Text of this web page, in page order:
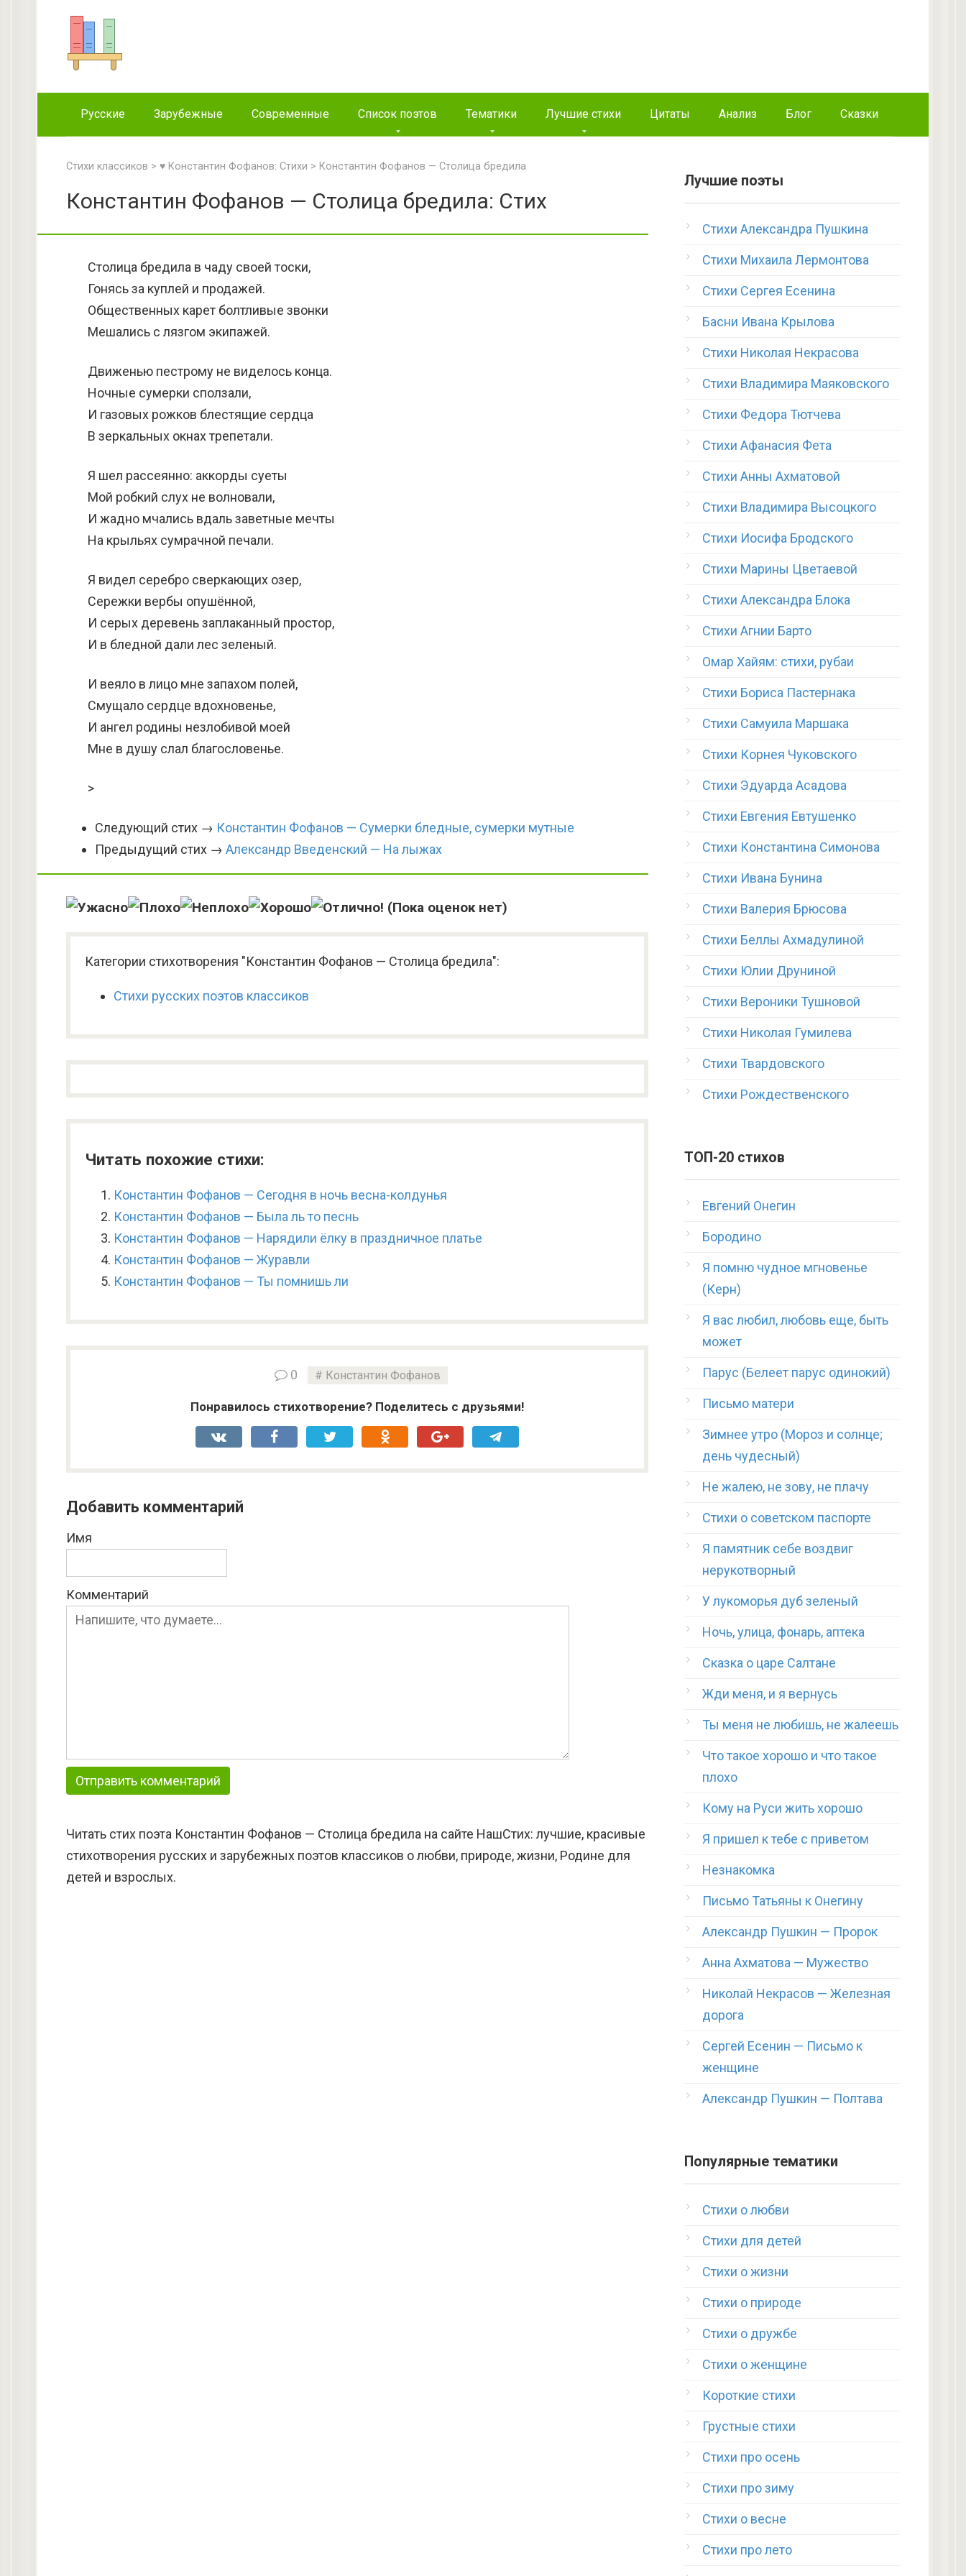
Русские Зарубежные Современные Список поэтов Тематики Лучшие стихи Цитаты Анализ Блог Сказки
Стихи классиков > ♥ Константин Фофанов: Стихи > Константин Фофанов — Столица бредила
Константин Фофанов — Столица бредила: Стих
Столица бредила в чаду своей тоски,
Гонясь за куплей и продажей.
Общественных карет болтливые звонки
Мешались с лязгом экипажей.
Движенью пестрому не виделось конца.
Ночные сумерки сползали,
И газовых рожков блестящие сердца
В зеркальных окнах трепетали.
Я шел рассеянно: аккорды суеты
Мой робкий слух не волновали,
И жадно мчались вдаль заветные мечты
На крыльях сумрачной печали.
Я видел серебро сверкающих озер,
Сережки вербы опушённой,
И серых деревень заплаканный простор,
И в бледной дали лес зеленый.
И веяло в лицо мне запахом полей,
Смущало сердце вдохновенье,
И ангел родины незлобивой моей
Мне в душу слал благословенье.
>
Следующий стих → Константин Фофанов — Сумерки бледные, сумерки мутные
Предыдущий стих → Александр Введенский — На лыжах
(Пока оценок нет)
Категории стихотворения "Константин Фофанов — Столица бредила":
Стихи русских поэтов классиков
Читать похожие стихи:
Константин Фофанов — Сегодня в ночь весна-колдунья
Константин Фофанов — Была ль то песнь
Константин Фофанов — Нарядили ёлку в праздничное платье
Константин Фофанов — Журавли
Константин Фофанов — Ты помнишь ли
0 Константин Фофанов
Понравилось стихотворение? Поделитесь с друзьями!
Добавить комментарий
Имя
Комментарий
Читать стих поэта Константин Фофанов — Столица бредила на сайте НашСтих: лучшие, красивые
стихотворения русских и зарубежных поэтов классиков о любви, природе, жизни, Родине для
детей и взрослых.
Лучшие поэты
Стихи Александра Пушкина
Стихи Михаила Лермонтова
Стихи Сергея Есенина
Басни Ивана Крылова
Стихи Николая Некрасова
Стихи Владимира Маяковского
Стихи Федора Тютчева
Стихи Афанасия Фета
Стихи Анны Ахматовой
Стихи Владимира Высоцкого
Стихи Иосифа Бродского
Стихи Марины Цветаевой
Стихи Александра Блока
Стихи Агнии Барто
Омар Хайям: стихи, рубаи
Стихи Бориса Пастернака
Стихи Самуила Маршака
Стихи Корнея Чуковского
Стихи Эдуарда Асадова
Стихи Евгения Евтушенко
Стихи Константина Симонова
Стихи Ивана Бунина
Стихи Валерия Брюсова
Стихи Беллы Ахмадулиной
Стихи Юлии Друниной
Стихи Вероники Тушновой
Стихи Николая Гумилева
Стихи Твардовского
Стихи Рождественского
ТОП-20 стихов
Евгений Онегин
Бородино
Я помню чудное мгновенье
(Керн)
Я вас любил, любовь еще, быть
может
Парус (Белеет парус одинокий)
Письмо матери
Зимнее утро (Мороз и солнце;
день чудесный)
Не жалею, не зову, не плачу
Стихи о советском паспорте
Я памятник себе воздвиг
нерукотворный
У лукоморья дуб зеленый
Ночь, улица, фонарь, аптека
Сказка о царе Салтане
Жди меня, и я вернусь
Ты меня не любишь, не жалеешь
Что такое хорошо и что такое
плохо
Кому на Руси жить хорошо
Я пришел к тебе с приветом
Незнакомка
Письмо Татьяны к Онегину
Александр Пушкин — Пророк
Анна Ахматова — Мужество
Николай Некрасов — Железная
дорога
Сергей Есенин — Письмо к
женщине
Александр Пушкин — Полтава
Популярные тематики
Стихи о любви
Стихи для детей
Стихи о жизни
Стихи о природе
Стихи о дружбе
Стихи о женщине
Короткие стихи
Грустные стихи
Стихи про осень
Стихи про зиму
Стихи о весне
Стихи про лето